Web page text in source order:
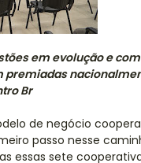
em evolução e
Br
de negócio
passo nesse
essas sete